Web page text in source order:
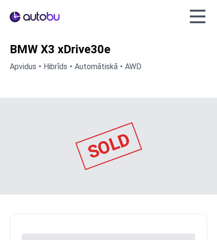
Autobu.eu
BMW X3 xDrive30e
Apvidus Hibrīds Automātiskā AWD
SOLD